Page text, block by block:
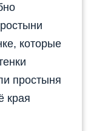
которые
простыня
края